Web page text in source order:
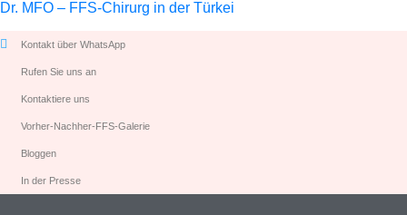
Dr. MFO – FFS-Chirurg in der Türkei
Kontakt über WhatsApp
Rufen Sie uns an
Kontaktiere uns
Vorher-Nachher-FFS-Galerie
Bloggen
In der Presse